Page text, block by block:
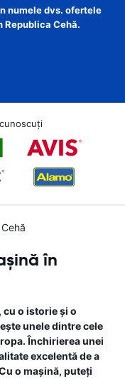
numele dvs. ofertele
Cehă.
în
cu o istorie și o
unele dintre cele
Închirierea unei
excelentă de a
o mașină, puteți